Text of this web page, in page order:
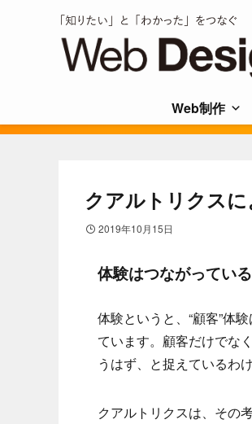
Web制作
クアルトリクス
2019年10月15日
体験はつながっている
体験というと、“顧客”体
ています。顧客だけでな
うはず、と捉えているわけ
クアルトリクスは、その